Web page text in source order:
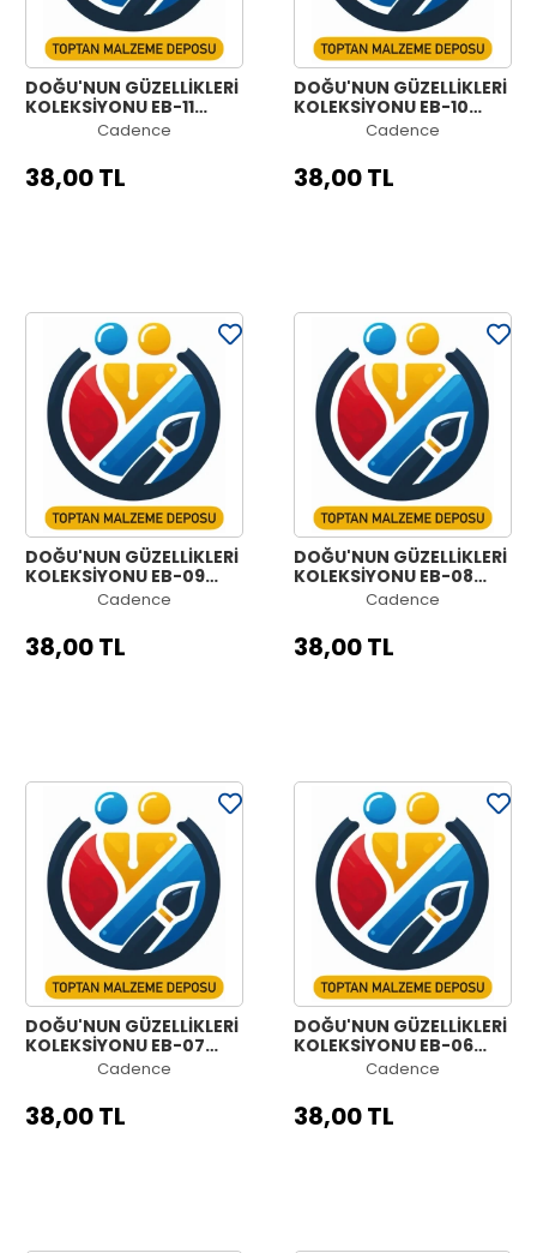
DOĞU'NUN GÜZELLİKLERİ
KOLEKSİYONU EB-11
30X42CMCadence
38,00 TL
DOĞU'NUN GÜZELLİKLERİ
KOLEKSİYONU EB-10
30X42CMCadence
38,00 TL
DOĞU'NUN GÜZELLİKLERİ
KOLEKSİYONU EB-09
30X42CMCadence
38,00 TL
DOĞU'NUN GÜZELLİKLERİ
KOLEKSİYONU EB-08
30X42CMCadence
38,00 TL
DOĞU'NUN GÜZELLİKLERİ
KOLEKSİYONU EB-07
30X42CMCadence
38,00 TL
DOĞU'NUN GÜZELLİKLERİ
KOLEKSİYONU EB-06
30X42CMCadence
38,00 TL